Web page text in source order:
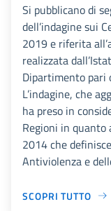
Si pubblicano di
dell’indagine sui
2019 e riferita
realizzata
Dipartimento pari
L’indagine, che
ha preso in
Regioni in quanto
2014 che
Antiviolenza e
SCOPRI TUTTO